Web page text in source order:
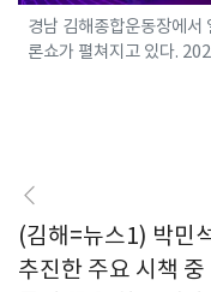
경남 김해종합운동장에서
론쇼가 펼쳐지고 있다.
(김해=뉴스1) 박민
추진한 주요 시책